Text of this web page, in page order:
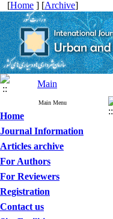
[Home ] [Archive]
Main
Main Menu
Home
Journal Information
Articles archive
For Authors
For Reviewers
Registration
Contact us